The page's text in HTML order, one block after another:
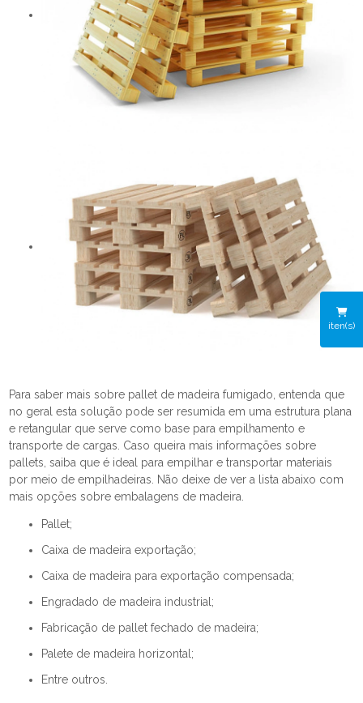
iten(s)
Para saber mais sobre pallet de madeira fumigado, entenda que
no geral esta solução pode ser resumida em uma estrutura plana
e retangular que serve como base para empilhamento e
transporte de cargas. Caso queira mais informações sobre
pallets, saiba que é ideal para empilhar e transportar materiais
por meio de empilhadeiras. Não deixe de ver a lista abaixo com
mais opções sobre embalagens de madeira.
pallet;
caixa de madeira exportação;
caixa de madeira para exportação compensada;
engradado de madeira industrial;
fabricação de pallet fechado de madeira;
palete de madeira horizontal;
entre outros.